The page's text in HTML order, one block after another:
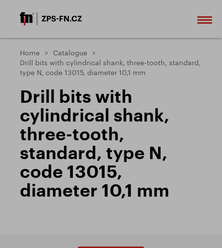
Home
Catalogue
Drill bits with cylindrical shank, three-tooth, standard,
type N, code 13015, diameter 10,1 mm
Drill bits with
cylindrical shank,
three-tooth,
standard, type N,
code 13015,
diameter 10,1 mm